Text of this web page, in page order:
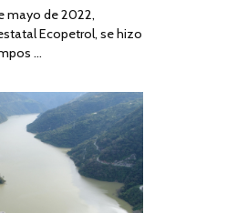
mayo de 2022,
Ecopetrol, se hizo
…